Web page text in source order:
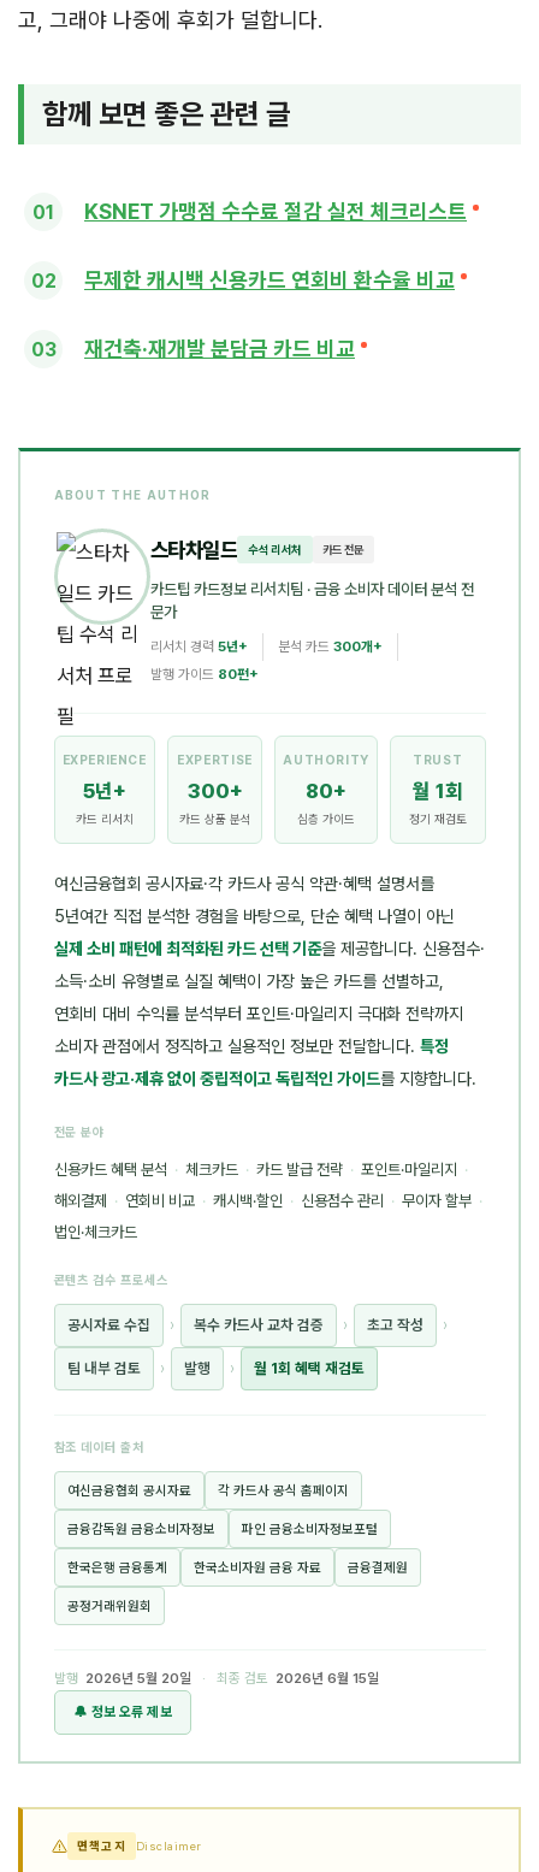
고, 그래야 나중에 후회가 덜합니다.
함께 보면 좋은 관련 글
KSNET 가맹점 수수료 절감 실전 체크리스트
무제한 캐시백 신용카드 연회비 환수율 비교
재건축·재개발 분담금 카드 비교
ABOUT THE AUTHOR
스타차일드 수석 리서처 카드 전문
카드팁 카드정보 리서치팀 · 금융 소비자 데이터 분석 전
문가
리서치 경력 5년+ 분석 카드 300개+
발행 가이드 80편+
EXPERIENCE
5년+
카드 리서치
EXPERTISE
300+
카드 상품 분석
AUTHORITY
80+
심층 가이드
TRUST
월 1회
정기 재검토
여신금융협회 공시자료·각 카드사 공식 약관·혜택 설명서를
5년여간 직접 분석한 경험을 바탕으로, 단순 혜택 나열이 아닌
실제 소비 패턴에 최적화된 카드 선택 기준을 제공합니다. 신용점수·
소득·소비 유형별로 실질 혜택이 가장 높은 카드를 선별하고,
연회비 대비 수익률 분석부터 포인트·마일리지 극대화 전략까지
소비자 관점에서 정직하고 실용적인 정보만 전달합니다. 특정
카드사 광고·제휴 없이 중립적이고 독립적인 가이드를 지향합니다.
전문 분야
신용카드 혜택 분석 · 체크카드 · 카드 발급 전략 · 포인트·마일리지 ·
해외결제 · 연회비 비교 · 캐시백·할인 · 신용점수 관리 · 무이자 할부 ·
법인·체크카드
콘텐츠 검수 프로세스
공시자료 수집 › 복수 카드사 교차 검증 › 초고 작성 ›
팀 내부 검토 › 발행 › 월 1회 혜택 재검토
참조 데이터 출처
여신금융협회 공시자료 각 카드사 공식 홈페이지
금융감독원 금융소비자정보 파인 금융소비자정보포털
한국은행 금융통계 한국소비자원 금융 자료 금융결제원
공정거래위원회
발행 2026년 5월 20일 · 최종 검토 2026년 6월 15일
🔔 정보 오류 제보
면책고지 Disclaimer